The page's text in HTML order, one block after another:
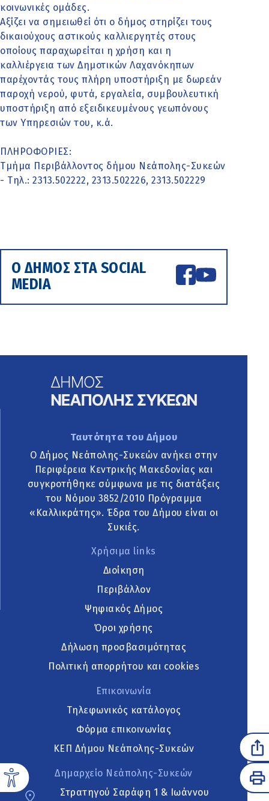
κοινωνικές ομάδες.
Αξίζει να σημειωθεί ότι ο δήμος στηρίζει τους
δικαιούχους αστικούς καλλιεργητές στους
οποίους παραχωρείται η χρήση και η
καλλιέργεια των Δημοτικών Λαχανόκηπων
παρέχοντάς τους πλήρη υποστήριξη με δωρεάν
παροχή νερού, φυτά, εργαλεία, συμβουλευτική
υποστήριξη από εξειδικευμένους γεωπόνους
των Υπηρεσιών του, κ.ά.
ΠΛΗΡΟΦΟΡΙΕΣ:
Τμήμα Περιβάλλοντος δήμου Νεάπολης-Συκεών
- Τηλ.: 2313.502222, 2313.502226, 2313.502229
Ο ΔΗΜΟΣ ΣΤΑ SOCIAL
MEDIA
Ταυτότητα του Δήμου
Ο Δήμος Νεάπολης-Συκεών ανήκει στην
Περιφέρεια Κεντρικής Μακεδονίας και
συγκροτήθηκε σύμφωνα με τις διατάξεις
του Νόμου 3852/2010 Πρόγραμμα
«Καλλικράτης». Έδρα του Δήμου είναι οι
Συκιές.
Χρήσιμα links
Διοίκηση
Περιβάλλον
Ψηφιακός Δήμος
Όροι χρήσης
Δήλωση προσβασιμότητας
Πολιτική απορρήτου και cookies
Επικοινωνία
Τηλεφωνικός κατάλογος
Φόρμα επικοινωνίας
ΚΕΠ Δήμου Νεάπολης-Συκεών
Δημαρχείο Νεάπολης-Συκεών
Στρατηγού Σαράφη 1 & Ιωάννου